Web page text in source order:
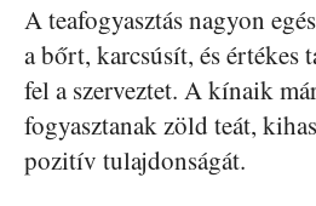
A teafogyasztás nagyon
a bőrt, karcsúsít, és értékes
fel a szerveztet. A kínaik
fogyasztanak zöld teát,
pozitív tulajdonságát.